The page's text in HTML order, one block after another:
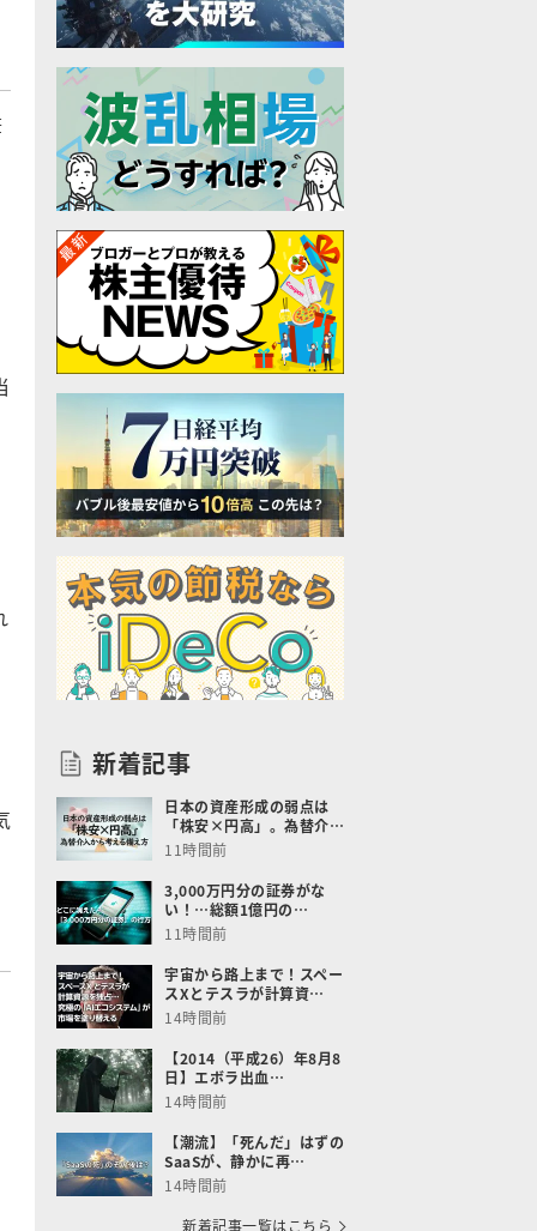
新着記事
日本の資産形成の弱点は
「株安×円高」。為替介…
11時間前
3,000万円分の証券がな
い！…総額1億円の…
11時間前
宇宙から路上まで！スペー
スXとテスラが計算資…
14時間前
【2014（平成26）年8月8
日】エボラ出血…
14時間前
【潮流】「死んだ」はずの
SaaSが、静かに再…
14時間前
新着記事一覧はこちら